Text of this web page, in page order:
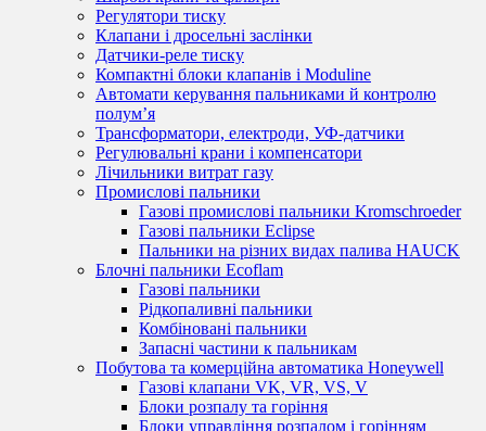
Регулятори тиску
Клапани і дросельні заслінки
Датчики-реле тиску
Компактні блоки клапанів і Moduline
Автомати керування пальниками й контролю
полум’я
Трансформатори, електроди, УФ-датчики
Регулювальні крани і компенсатори
Лічильники витрат газу
Промислові пальники
Газові промислові пальники Kromschroeder
Газові пальники Eclipse
Пальники на різних видах палива HAUCK
Блочні пальники Ecoflam
Газові пальники
Рідкопаливні пальники
Комбіновані пальники
Запасні частини к пальникам
Побутова та комерційна автоматика Honeywell
Газові клапани VK, VR, VS, V
Блоки розпалу та горіння
Блоки управління розпалом і горінням